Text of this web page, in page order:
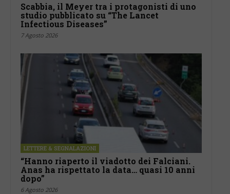
Scabbia, il Meyer tra i protagonisti di uno
studio pubblicato su “The Lancet
Infectious Diseases”
7 Agosto 2026
LETTERE & SEGNALAZIONI
“Hanno riaperto il viadotto dei Falciani.
Anas ha rispettato la data… quasi 10 anni
dopo”
6 Agosto 2026